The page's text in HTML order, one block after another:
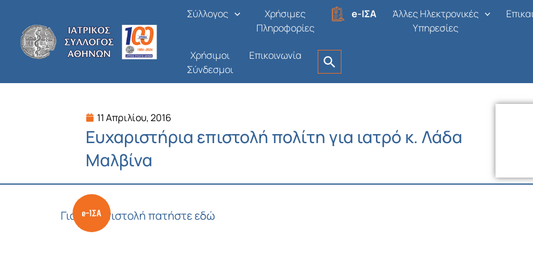
περιεχόμενο
Σύλλογος
Χρήσιμες
Πληροφορίες
e-ΙΣΑ
Άλλες Ηλεκτρονικές
Υπηρεσίες
Χρήσιμοι
Σύνδεσμοι
Επικοινωνία
11 Απριλίου, 2016
Ευχαριστήρια επιστολή πολίτη για ιατρό κ. Λάδα
Μαλβίνα
Για την επιστολή πατήστε εδώ